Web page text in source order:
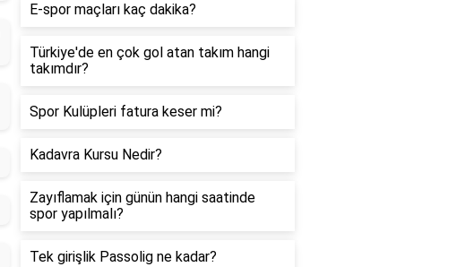
E-spor maçları kaç dakika?
Türkiye'de en çok gol atan takım hangi
takımdır?
Spor Kulüpleri fatura keser mi?
Kadavra Kursu Nedir?
Zayıflamak için günün hangi saatinde
spor yapılmalı?
Tek girişlik Passolig ne kadar?